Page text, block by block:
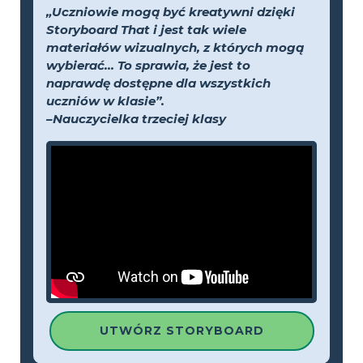
„Uczniowie mogą być kreatywni dzięki
Storyboard That i jest tak wiele
materiałów wizualnych, z których mogą
wybierać... To sprawia, że jest to
naprawdę dostępne dla wszystkich
uczniów w klasie”.
–Nauczycielka trzeciej klasy
UTWÓRZ STORYBOARD